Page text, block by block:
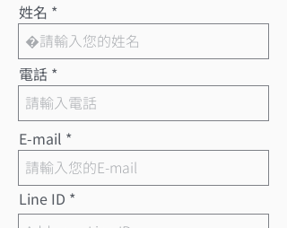
姓名
電話
E-mail
Line ID